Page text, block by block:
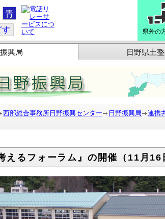
青
す 県外の
興局 日野県土
西部総合事務所日野振興センター 日野振興局 連携
えるフォーラム』の開催（11月16